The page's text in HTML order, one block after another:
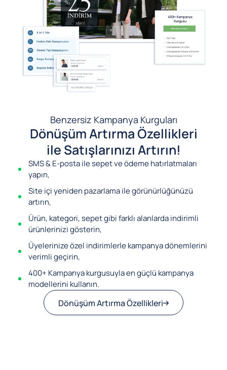
Benzersiz Kampanya Kurguları
Dönüşüm Artırma Özellikleri
ile Satışlarınızı Artırın!
SMS & E-posta ile sepet ve ödeme hatırlatmaları
yapın,
Site içi yeniden pazarlama ile görünürlüğünüzü
artırın,
Ürün, kategori, sepet gibi farklı alanlarda indirimli
ürünlerinizi gösterin,
Üyelerinize özel indirimlerle kampanya dönemlerini
verimli geçirin,
400+ Kampanya kurgusuyla en güçlü kampanya
modellerini kullanın.
Dönüşüm Artırma Özellikleri